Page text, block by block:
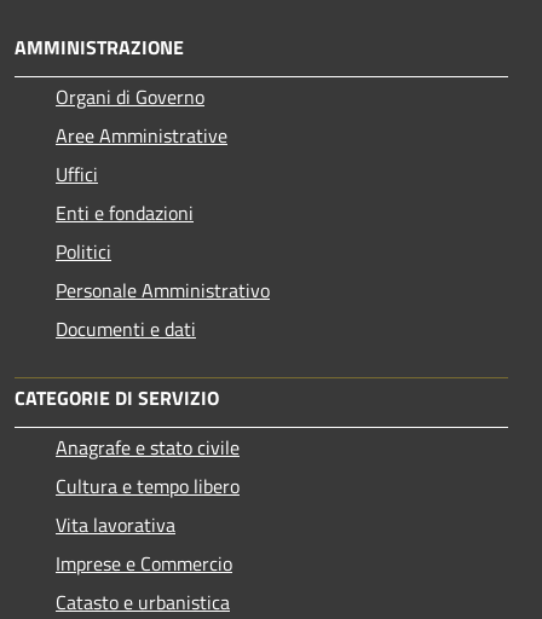
AMMINISTRAZIONE
Organi di Governo
Aree Amministrative
Uffici
Enti e fondazioni
Politici
Personale Amministrativo
Documenti e dati
CATEGORIE DI SERVIZIO
Anagrafe e stato civile
Cultura e tempo libero
Vita lavorativa
Imprese e Commercio
Catasto e urbanistica